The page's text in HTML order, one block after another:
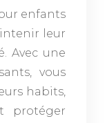
enfants
leur
Avec une
vous
habits,
protéger